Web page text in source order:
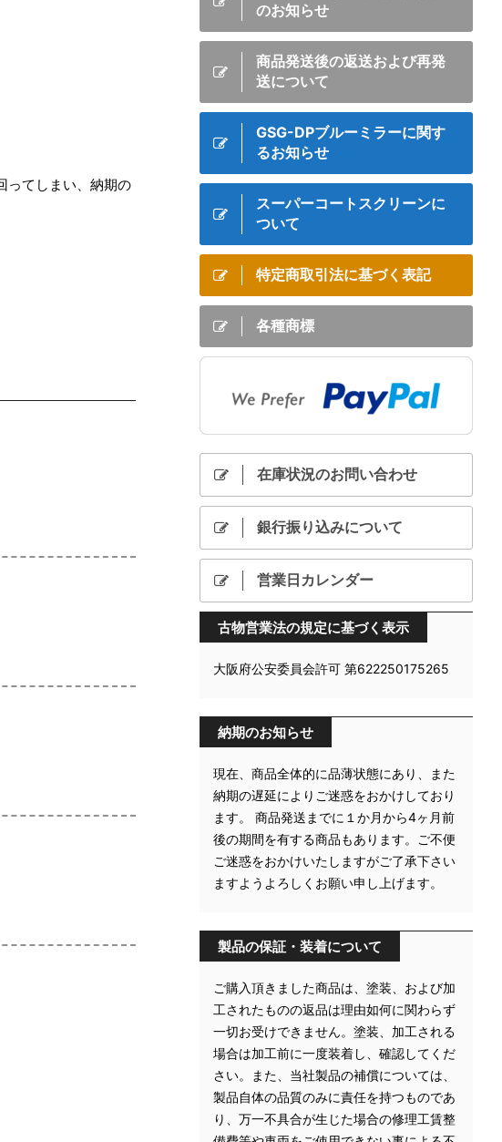
ってしまい、納期の
のお知らせ
商品発送後の返送および再発
送について
GSG-DPブルーミラーに関す
るお知らせ
スーパーコートスクリーンに
ついて
特定商取引法に基づく表記
各種商標
在庫状況のお問い合わせ
銀行振り込みについて
営業日カレンダー
古物営業法の規定に基づく表示
大阪府公安委員会許可 第622250175265
納期のお知らせ
現在、商品全体的に品薄状態にあり、また
納期の遅延によりご迷惑をおかけしており
ます。 商品発送までに１か月から4ヶ月前
後の期間を有する商品もあります。ご不便
ご迷惑をおかけいたしますがご了承下さい
ますようよろしくお願い申し上げます。
製品の保証・装着について
ご購入頂きました商品は、塗装、および加
工されたものの返品は理由如何に関わらず
一切お受けできません。塗装、加工される
場合は加工前に一度装着し、確認してくだ
さい。また、当社製品の補償については、
製品自体の品質のみに責任を持つものであ
り、万一不具合が生じた場合の修理工賃整